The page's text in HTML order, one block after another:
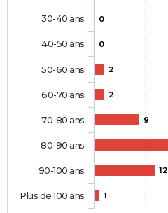
0
0
2
2
9
12
1
30-40 ans
40-50 ans
50-60 ans
60-70 ans
70-80 ans
80-90 ans
90-100 ans
Plus de 100 ans